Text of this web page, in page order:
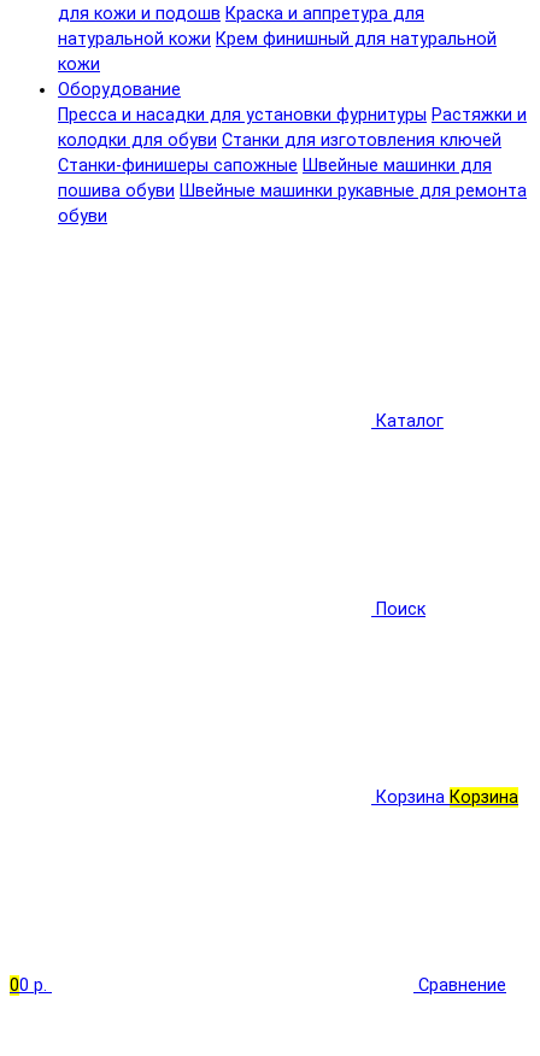
для кожи и подошв Краска и аппретура для
натуральной кожи Крем финишный для натуральной
кожи
Оборудование
Пресса и насадки для установки фурнитуры Растяжки и
колодки для обуви Станки для изготовления ключей
Станки-финишеры сапожные Швейные машинки для
пошива обуви Швейные машинки рукавные для ремонта
обуви
Каталог
Поиск
Корзина Корзина
00 р. Сравнение